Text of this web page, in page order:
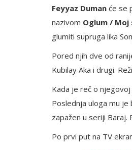
Feyyaz Duman će se
nazivom Oglum / Moj
glumiti supruga lika
Pored njih dve od
Kubilay Aka i drugi.
Kada je reč o
Poslednja uloga mu je
zapažen u seriji
Po prvi put na TV